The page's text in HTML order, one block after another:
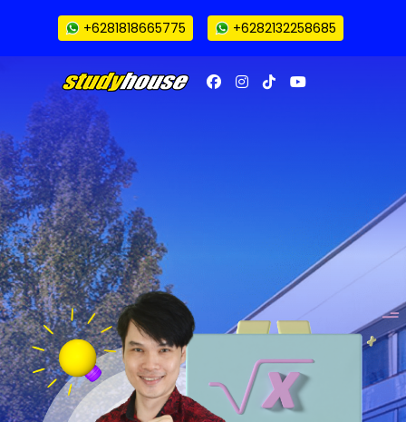
+6281818665775 +6282132258685